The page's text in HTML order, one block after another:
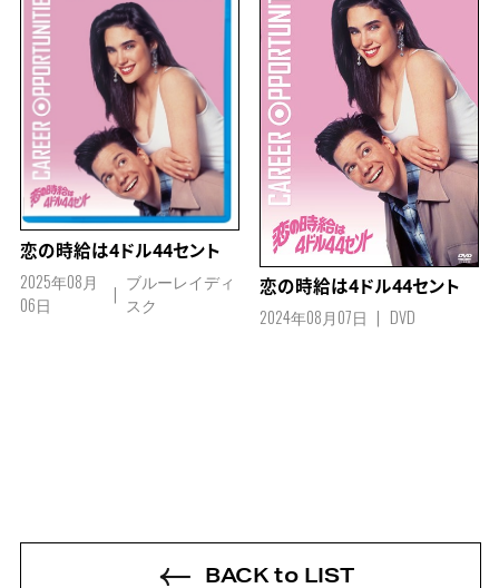
恋の時給は4ドル44セント
2025年08月
06日
ブルーレイディ
スク
恋の時給は4ドル44セント
2024年08月07日 DVD
BACK to LIST